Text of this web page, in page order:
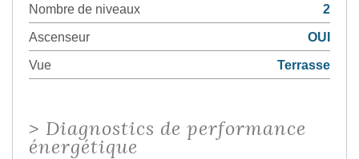
Nombre de niveaux
2
Ascenseur
OUI
Vue
Terrasse
> Diagnostics de performance
énergétique